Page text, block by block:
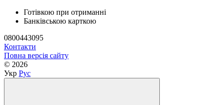
Готівкою при отриманні
Банківською карткою
0800443095
Контакти
Повна версія сайту
© 2026
Укр Рус